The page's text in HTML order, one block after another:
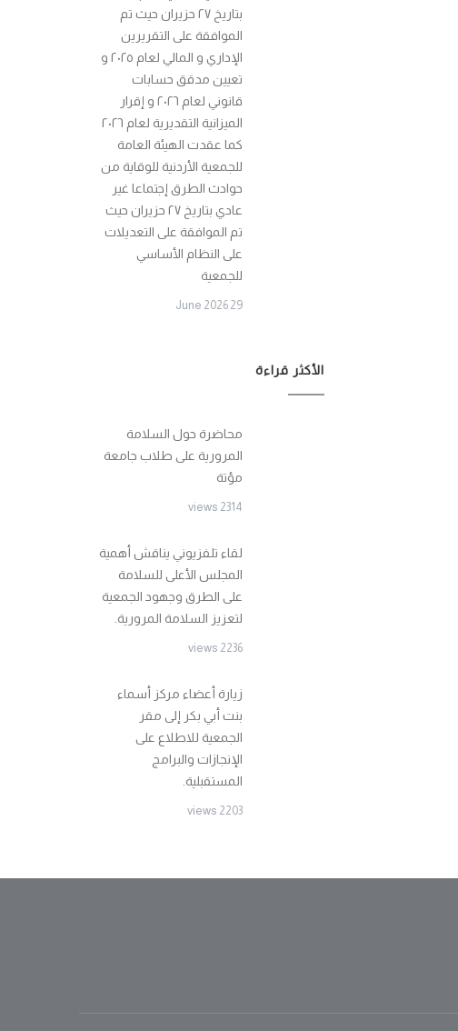
بتاريخ ٢٧ حزيران حيث تم
الموافقة على التقريرين
الإداري و المالي لعام ٢٠٢٥ و
تعيين مدقق حسابات
قانوني لعام ٢٠٢٦ و إقرار
الميزانية التقديرية لعام ٢٠٢٦
كما عقدت الهيئة العامة
للجمعية الأردنية للوقاية من
حوادث الطرق إجتماعا غير
عادي بتاريخ ٢٧ حزيران حيث
تم الموافقة على التعديلات
على النظام الأساسي
للجمعية
29 June 2026
الأكثر قراءة
محاضرة حول السلامة
المرورية على طلاب جامعة
مؤتة
2314 views
لقاء تلفزيوني يناقش أهمية
المجلس الأعلى للسلامة
على الطرق وجهود الجمعية
لتعزيز السلامة المرورية.
2236 views
زيارة أعضاء مركز أسماء
بنت أبي بكر إلى مقر
الجمعية للاطلاع على
الإنجازات والبرامج
المستقبلية.
2203 views